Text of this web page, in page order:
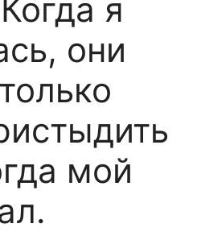
я
они
мой